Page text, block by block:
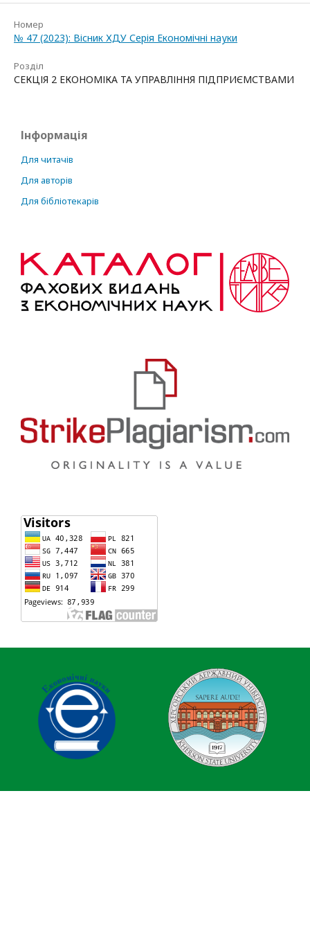
Номер
№ 47 (2023): Вісник ХДУ Серія Економічні науки
Розділ
СЕКЦІЯ 2 ЕКОНОМІКА ТА УПРАВЛІННЯ ПІДПРИЄМСТВАМИ
Інформація
Для читачів
Для авторів
Для бібліотекарів